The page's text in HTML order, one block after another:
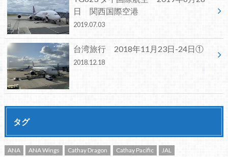
日 関西国際空港
2019.07.03
台湾旅行 2018年11月23日-24日①
2018.12.18
タグ
ANA ANA Wings Cathay Dragon Cathay Pacific JAL